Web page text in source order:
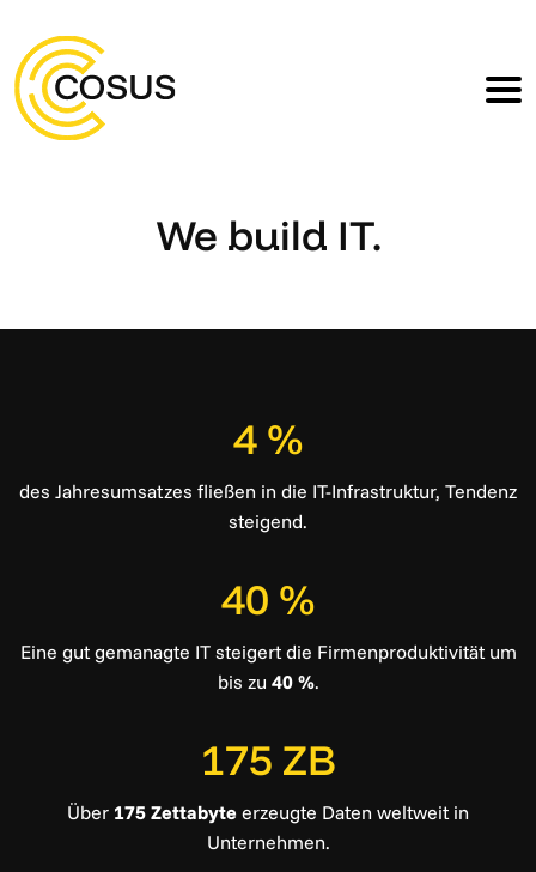
We build IT.
4 %
des Jahresumsatzes fließen in die IT-Infrastruktur, Tendenz
steigend.
40 %
Eine gut gemanagte IT steigert die Firmenproduktivität um
bis zu 40 %.
175 ZB
Über 175 Zettabyte erzeugte Daten weltweit in
Unternehmen.